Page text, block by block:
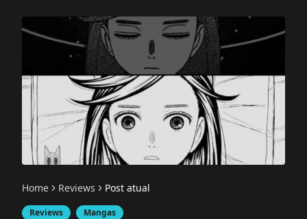
Home Reviews Post atual
Reviews Mangas